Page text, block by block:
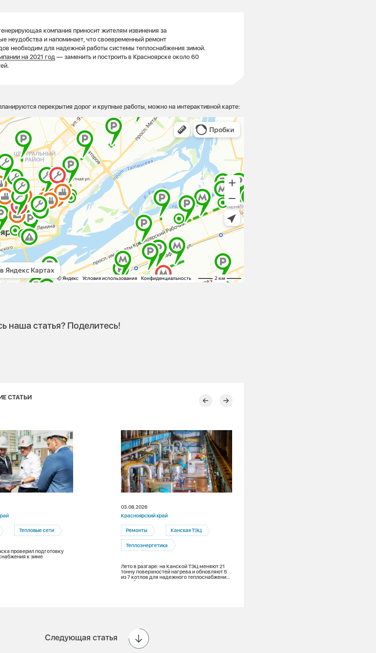
компания приносит жителям извинения за
неудобства и напоминает, что своевременный ремонт
необходим для надежной работы системы теплоснабжения зимой.
на 2021 год— заменить и построить в Красноярске около 60
перекрытия дорог и крупные работы, можно на интерактивной карте:
наша статья? Поделитесь!
СТАТЬИ
Тепловые сети
проверил подготовку
к зиме
03.08.2026
Красноярский край
Ремонты Канская ТЭЦ
Теплоэнергетика
Лето в разгаре: на Канской ТЭЦ меняют 21
тонну поверхностей нагрева и обновляют 5
из 7 котлов для надежного теплоснабжения
зимой
Следующая статья